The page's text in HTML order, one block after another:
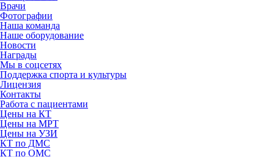
Врачи
Фотографии
Наша команда
Наше оборудование
Новости
Награды
Мы в соцсетях
Поддержка спорта и культуры
Лицензия
Контакты
Работа с пациентами
Цены на КТ
Цены на МРТ
Цены на УЗИ
КТ по ДМС
КТ по ОМС